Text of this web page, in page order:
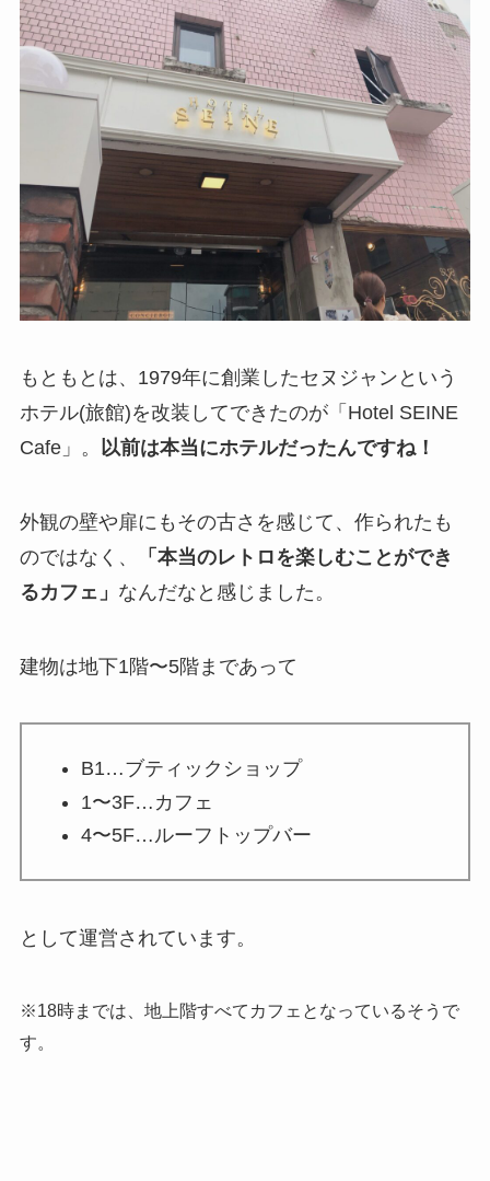
もともとは、1979年に創業したセヌジャンという
ホテル(旅館)を改装してできたのが「Hotel SEINE
Cafe」。 以前は本当にホテルだったんですね！
外観の壁や扉にもその古さを感じて、作られたも
のではなく、
「本当のレトロを楽しむことができ
るカフェ」 なんだなと感じました。
建物は地下1階〜5階まであって
B1…ブティックショップ
1〜3F…カフェ
4〜5F…ルーフトップバー
として運営されています。
※18時までは、地上階すべてカフェとなっているそうで
す。